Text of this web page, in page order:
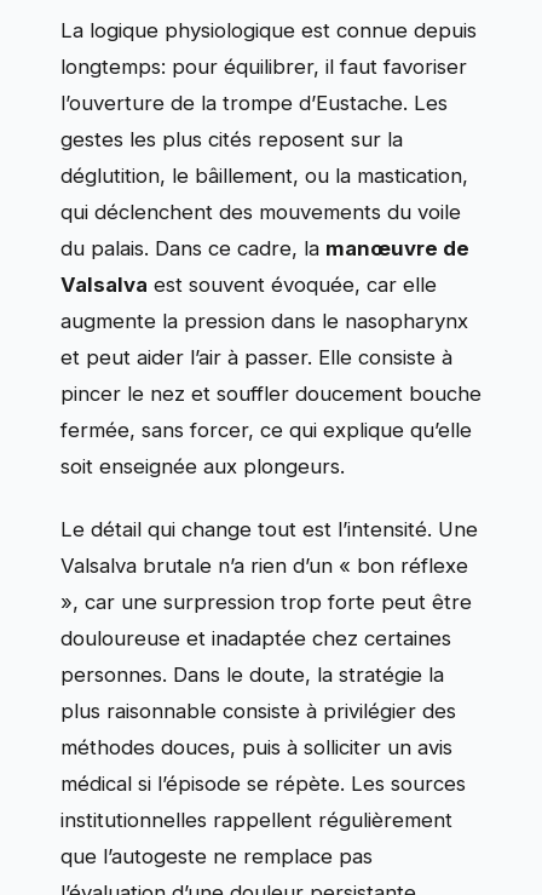
La logique physiologique est connue depuis
longtemps: pour équilibrer, il faut favoriser
l’ouverture de la trompe d’Eustache. Les
gestes les plus cités reposent sur la
déglutition, le bâillement, ou la mastication,
qui déclenchent des mouvements du voile
du palais. Dans ce cadre, la manœuvre de
Valsalva est souvent évoquée, car elle
augmente la pression dans le nasopharynx
et peut aider l’air à passer. Elle consiste à
pincer le nez et souffler doucement bouche
fermée, sans forcer, ce qui explique qu’elle
soit enseignée aux plongeurs.
Le détail qui change tout est l’intensité. Une
Valsalva brutale n’a rien d’un « bon réflexe
», car une surpression trop forte peut être
douloureuse et inadaptée chez certaines
personnes. Dans le doute, la stratégie la
plus raisonnable consiste à privilégier des
méthodes douces, puis à solliciter un avis
médical si l’épisode se répète. Les sources
institutionnelles rappellent régulièrement
que l’autogeste ne remplace pas